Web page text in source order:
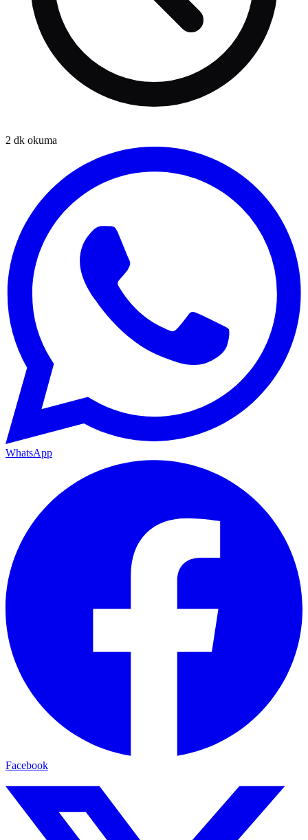
2 dk okuma
WhatsApp
Facebook